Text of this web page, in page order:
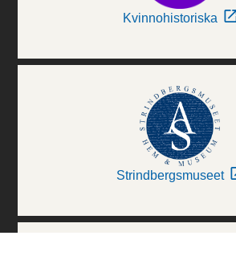
Kvinnohistoriska
Strindbergsmuseet